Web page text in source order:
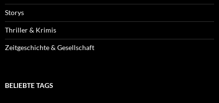
Storys
Thriller & Krimis
Zeitgeschichte & Gesellschaft
BELIEBTE TAGS